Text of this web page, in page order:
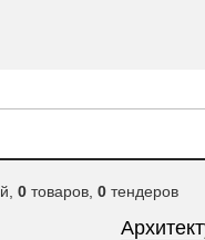
0товаров, 0тендеров